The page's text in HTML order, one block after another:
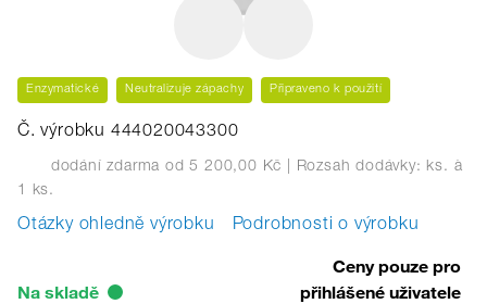
Enzymatické Neutralizuje zápachy Připraveno k použití
Č. výrobku 444020043300
dodání zdarma od 5 200,00 Kč | Rozsah dodávky: ks. à
1 ks.
Otázky ohledně výrobku Podrobnosti o výrobku
Na skladě
Ceny pouze pro
přihlášené uživatele